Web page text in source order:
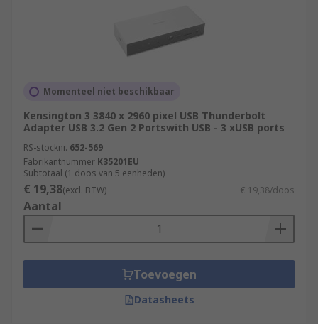
Momenteel niet beschikbaar
Kensington 3 3840 x 2960 pixel USB Thunderbolt
Adapter USB 3.2 Gen 2 Portswith USB - 3 xUSB ports
RS-stocknr. 652-569
Fabrikantnummer K35201EU
Subtotaal (1 doos van 5 eenheden)
€ 19,38(excl. BTW) € 19,38/doos
Aantal
Toevoegen
Datasheets